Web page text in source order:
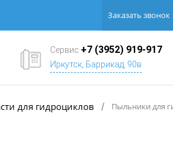
Заказать звонок
Сервис +7 (3952) 919-917
Иркутск, Баррикад, 90в
для гидроциклов / Пыльники для